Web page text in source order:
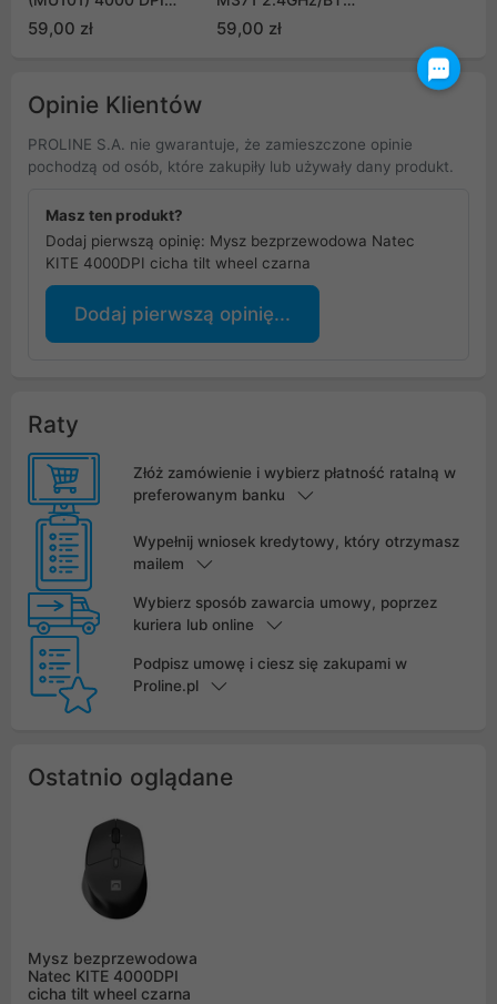
(90395)
59,00 zł
czarna
59,00 zł
Opinie Klientów
PROLINE S.A. nie gwarantuje, że zamieszczone opinie
pochodzą od osób, które zakupiły lub używały dany produkt.
Masz ten produkt?
Dodaj pierwszą opinię: Mysz bezprzewodowa Natec
KITE 4000DPI cicha tilt wheel czarna
Dodaj pierwszą opinię...
Raty
Złóż zamówienie i wybierz płatność ratalną w
preferowanym banku
Wypełnij wniosek kredytowy, który otrzymasz
mailem
Wybierz sposób zawarcia umowy, poprzez
kuriera lub online
Podpisz umowę i ciesz się zakupami w
Proline.pl
Ostatnio oglądane
Mysz bezprzewodowa
Natec KITE 4000DPI
cicha tilt wheel czarna